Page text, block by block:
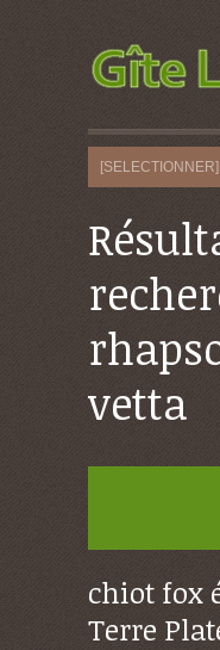
vetta
chiot fox
Terre